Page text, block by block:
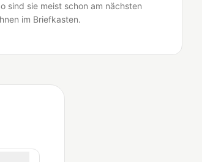
sind sie meist schon am nächsten
im Briefkasten.